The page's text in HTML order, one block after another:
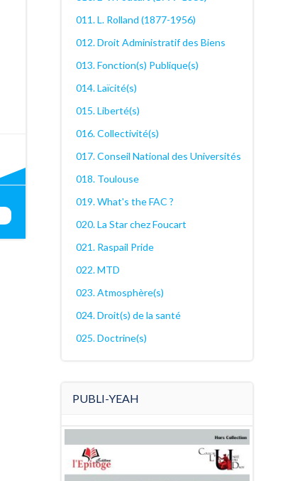
011. L. Rolland (1877-1956)
012. Droit Administratif des Biens
013. Fonction(s) Publique(s)
014. Laïcité(s)
015. Liberté(s)
016. Collectivité(s)
017. Conseil National des Universités
018. Toulouse
019. What's the FAC ?
020. La Star chez Foucart
021. Raspail Pride
022. MTD
023. Atmosphère(s)
024. Droit(s) de la santé
025. Doctrine(s)
PUBLI-YEAH